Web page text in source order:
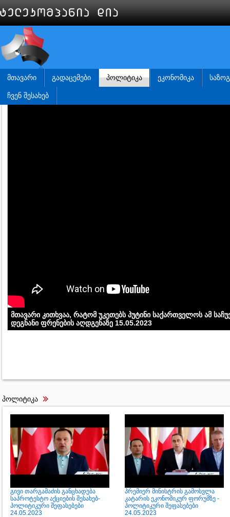
ᲛᲗᲐᲕᲐᲠᲘ ᲒᲐᲓᲐᲪᲔᲛᲔᲑᲘ ᲞᲝᲚᲘᲢᲘᲙᲐ ᲔᲙᲝᲜᲝᲛᲘᲙᲐ
ᲩᲕᲔᲜ ᲨᲔᲡᲐᲮᲔᲑ
მთავარი კითხვაა, რატომ უკეთებს პუტინი საქართველოს ამ
დეგნანი ფრენების აღდგენაზე 15.05.2023
პოლიტიკა
გივი თარგამაძის განცხადება
საპროტესტო აქციების შესახებ-
პოლიტიკური შეფასებები
24.05.2023
პრემიერ მინისტრის გამოსვლა
კატარის ეკონომიკურ ფორუმზე -
პოლიტიკური შეფასებები
24.05.2023